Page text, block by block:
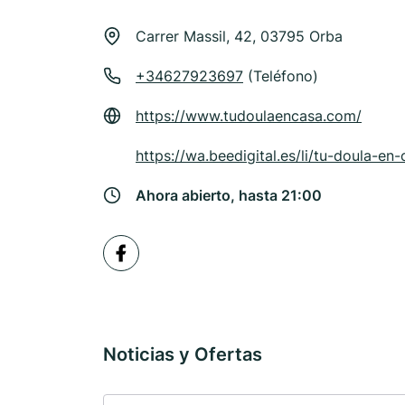
Carrer Massil, 42, 03795 Orba
+34627923697 (Teléfono)
https://www.tudoulaencasa.com/
https://wa.beedigital.es/li/tu-doula-en-
Ahora abierto, hasta 21:00
Noticias y Ofertas